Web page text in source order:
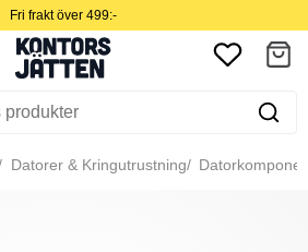
Fri frakt över 499:-
Datorer & Kringutrustning